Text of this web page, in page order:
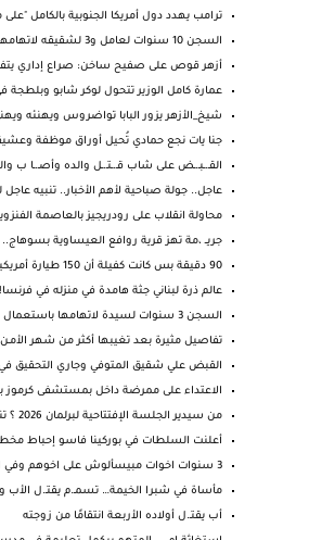
ترامب يهدد دول أمريكا الجنوبية بالكامل
السجن 10 سنوات لعامل و3 لشقيقه لاتهامهما بإصابة شخ...
أزهر قوص على صفيح ساخن: صراع إداري
عمارة كامل الوزير تتحول لوكر شابو وبلطجة
شيخ_الأزهر يزور البابا تواضروس ويهنئه
جنا يات نجع حمادي تُحيل أوراق موظفة
القـ.ـبـ.ـض على شاب قـ.ـتـ.ـل والده وأصـ.ـا ب
عاجل.. جولة صباحية لأهم الأخبار.. تنبيه
محاولة انقلاب على رودريجيز بالعاصمة
جريــ ،مة تهز قرية روافع العيساوية بسوهاج..
90 دقيقة بس كانت كفيلة أن 150 طيارة أمريكية تقتحم ...
عالم ذرة لبناني جثة هامدة في منزله في فرنسا!
السجن 3 سنوات لسيدة لاتهامها باستعمال القوة مع شخص...
تفاصيل مثيرة بعد تغيبها أكثر من شهر
القبض علي شقيق المتوفي وجاري التحقيق
الاعتداء على ممرضة داخل بمستشفى
من سيدير الجلسة الإفتتاحية لبرلمان 2026 ؟ تنوع ال...
أعلنت السلطات في بوركينا فاسو إحباط
3 سنوات اخوات مبيسألوش على اخوهم وفي الآخر طلع ميـ...
مأساة في شبرا الخيمة… تسمـ.م يقتـ.ل الأب
أب يقتـ.ل أولاده الأربعة انتقامًا من زوجته